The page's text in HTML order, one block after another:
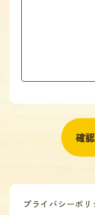
プライバシーポリ